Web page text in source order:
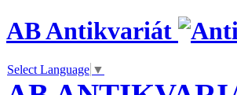
AB Antikvariát
Select Language ▼